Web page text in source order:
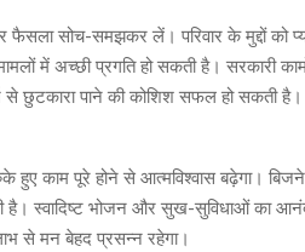
सोच-समझकर लें। परिवार के मुद्दों को
में अच्छी प्रगति हो सकती है। सरकारी
से छुटकारा पाने की कोशिश सफल हो सकती है।
काम पूरे होने से आत्मविश्वास बढ़ेगा।
है। स्वादिष्ट भोजन और सुख-सुविधाओं का
से मन बेहद प्रसन्न रहेगा।